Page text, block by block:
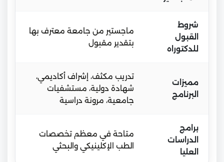
شروط
القبول
للدكتوراه
ماجستير من جامعة معترف بها
بتقدير مقبول
مميزات
البرنامج
تدريب مكثف، إشراف أكاديمي،
شهادة دولية، مستشفيات
جامعية، مرونة دراسية
برامج
الدراسات
العليا
متاحة في معظم تخصصات
الطب الإكلينيكي والبحثي